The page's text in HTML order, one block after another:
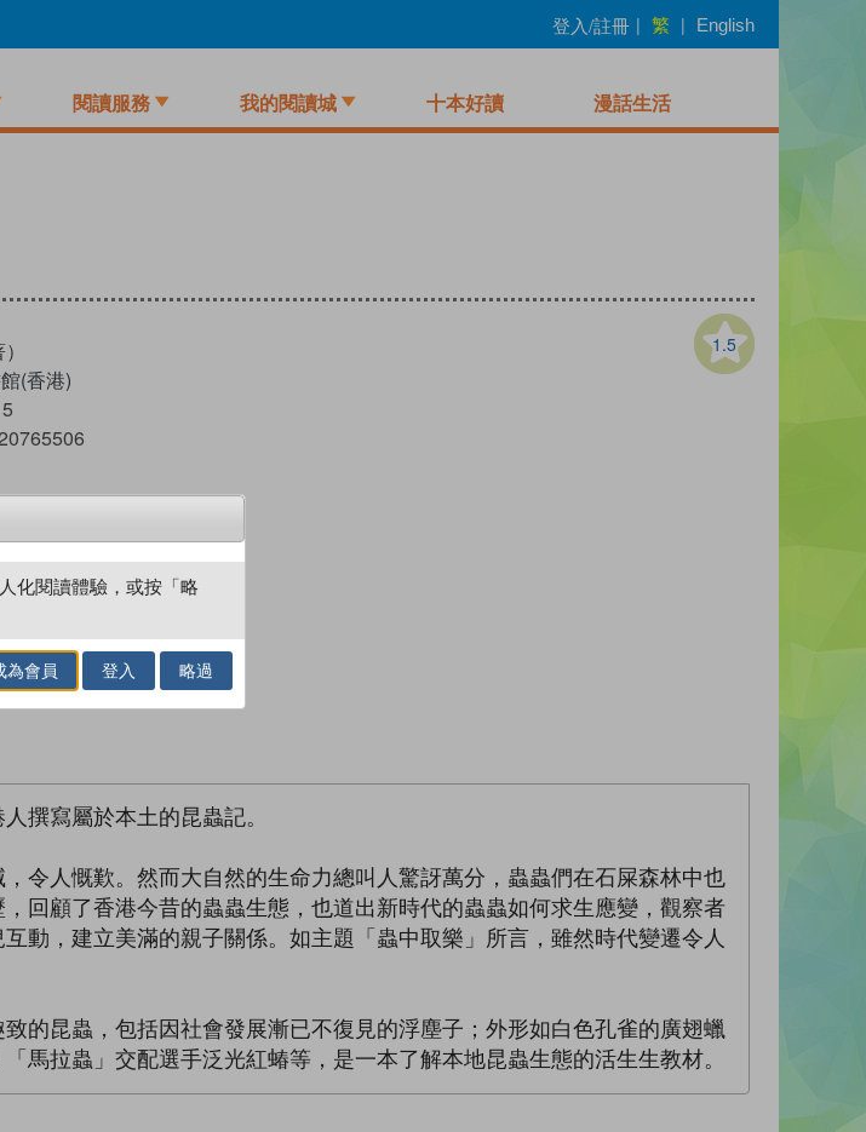
登入/註冊 | 繁 | English
閱讀服務 我的閱讀城 十本好讀 漫話生活
1.5
(香港)
加入閱讀紀錄
撰寫屬於本土的昆蟲記。
令人慨歎。然而大自然的生命力總叫人驚訝萬分，蟲蟲們在石屎森林中也
回顧了香港今昔的蟲蟲生態，也道出新時代的蟲蟲如何求生應變，觀察者
動，建立美滿的親子關係。如主題「蟲中取樂」所言，雖然時代變遷令人
的昆蟲，包括因社會發展漸已不復見的浮塵子；外形如白色孔雀的廣翅蠟
馬拉蟲」交配選手泛光紅蝽等，是一本了解本地昆蟲生態的活生生教材。
化閱讀體驗，或按「略
為會員 登入 略過